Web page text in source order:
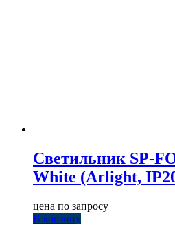
Светильник SP-
White (Arlight,
цена по запросу
В корзину